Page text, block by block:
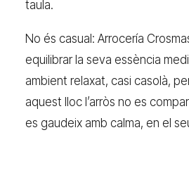
taula.
No és casual: Arrocería
equilibrar la seva essència
ambient relaxat, casi casolà,
aquest lloc l’arròs no es
es gaudeix amb calma, en el